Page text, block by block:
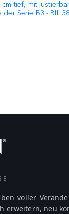
cm tief, mit
Serie B3 - BIII
voller
erweitern, neu